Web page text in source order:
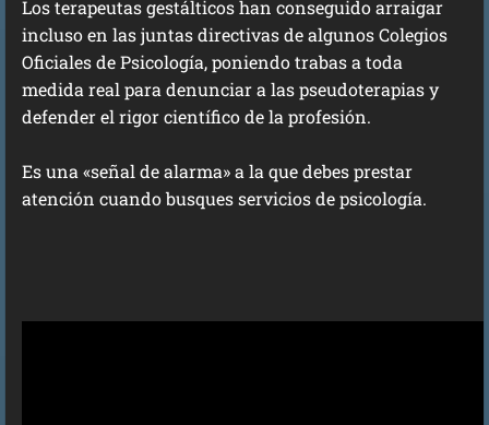
Los terapeutas gestálticos han conseguido arraigar
incluso en las juntas directivas de algunos Colegios
Oficiales de Psicología, poniendo trabas a toda
medida real para denunciar a las pseudoterapias y
defender el rigor científico de la profesión.
Es una «señal de alarma» a la que debes prestar
atención cuando busques servicios de psicología.